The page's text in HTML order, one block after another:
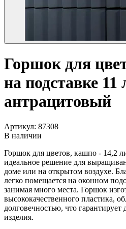
Горшок для
на подставке
антрацитовый
Артикул: 87308
В наличии
Горшок для цветов, кашпо - 14,2
идеальное решение для
доме или на открытом воздухе.
легко помещается на оконном
занимая много места. Горшок
высококачественного пластика,
долговечностью, что
изделия.